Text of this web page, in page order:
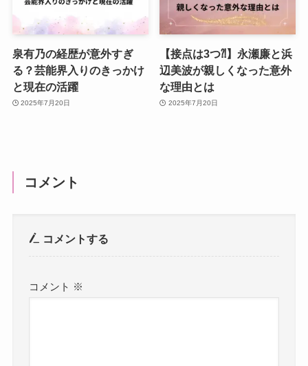
泉有乃の経歴が意外すぎ
る？芸能界入りのきっかけ
と現在の活躍
2025年7月20日
【接点は3つ⁈】永瀬廉と浜
辺美波が親しくなった意外
な理由とは
2025年7月20日
コメント
コメントする
コメント ※